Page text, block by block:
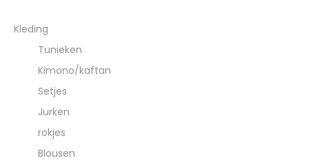
Kleding
Tunieken
Kimono/kaftan
Setjes
Jurken
rokjes
Blousen